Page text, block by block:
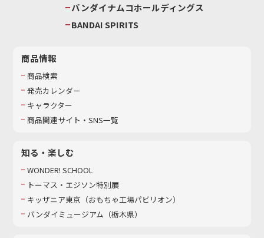
バンダイナムコホールディングス
BANDAI SPIRITS
商品情報
商品検索
発売カレンダー
キャラクター
商品関連サイト・SNS一覧
知る・楽しむ
WONDER! SCHOOL
トーマス・エジソン特別展
キッザニア東京（おもちゃ工場パビリオン）​
バンダイミュージアム（栃木県）